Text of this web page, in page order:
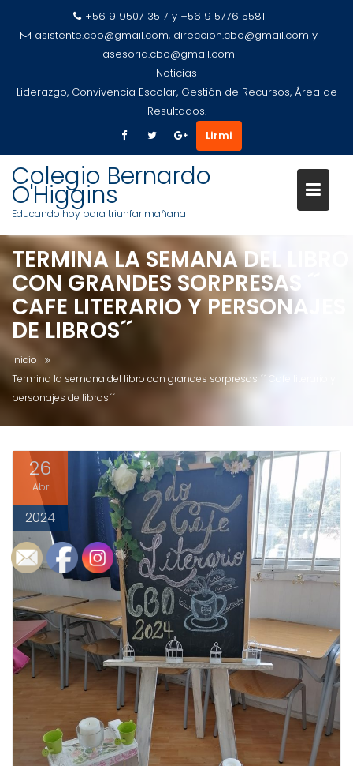
contenido
+56 9 9507 3517 y +56 9 5776 5581
asistente.cbo@gmail.com, direccion.cbo@gmail.com y
asesoria.cbo@gmail.com
Noticias
Liderazgo, Convivencia Escolar, Gestión de Recursos, Área de
Resultados.
Lirmi
Colegio Bernardo
O'Higgins
Educando hoy para triunfar mañana
TERMINA LA SEMANA DEL LIBRO
CON GRANDES SORPRESAS ´´
CAFE LITERARIO Y PERSONAJES
DE LIBROS´´
Inicio
Termina la semana del libro con grandes sorpresas ´´ Cafe literario y
personajes de libros´´
26
Abr
2024